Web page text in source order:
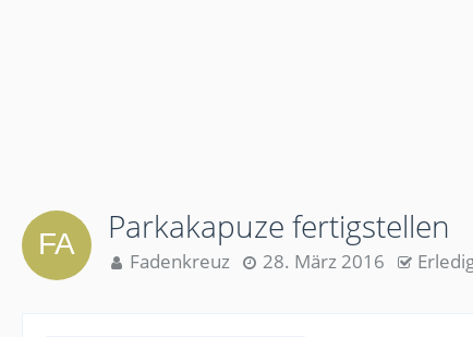
Parkakapuze fertigstellen
Fadenkreuz 28. März 2016